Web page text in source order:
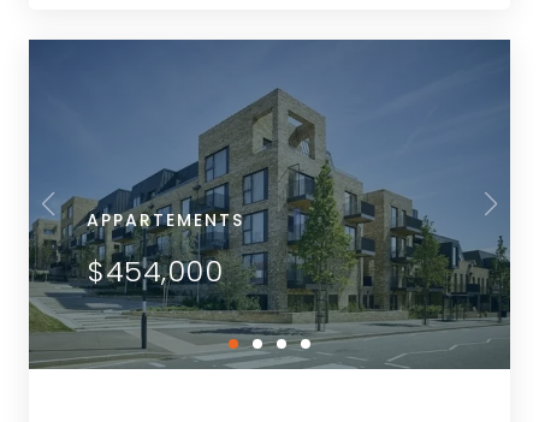
APPARTEMENTS
$454,000